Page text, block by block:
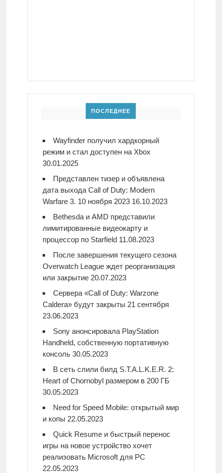
ПОСЛЕДНЕЕ
Wayfinder получил хардкорный
режим и стал доступен на Xbox
30.01.2025
Представлен тизер и объявлена
дата выхода Call of Duty: Modern
Warfare 3. 10 ноября 2023 16.10.2023
Bethesda и AMD представили
лимитированные видеокарту и
процессор по Starfield 11.08.2023
После завершения текущего сезона
Overwatch League ждет реорганизация
или закрытие 20.07.2023
Сервера «Call of Duty: Warzone
Caldera» будут закрыты 21 сентября
23.06.2023
Sony анонсировала PlayStation
Handheld, собственную портативную
консоль 30.05.2023
В сеть слили билд S.T.A.L.K.E.R. 2:
Heart of Chornobyl размером в 200 ГБ
30.05.2023
Need for Speed Mobile: открытый мир
и копы 22.05.2023
Quick Resume и быстрый перенос
игры на новое устройство хочет
реализовать Microsoft для PC
22.05.2023